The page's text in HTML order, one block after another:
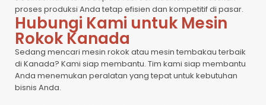
proses produksi Anda tetap efisien dan kompetitif di pasar.
Hubungi Kami untuk Mesin
Rokok Kanada
Sedang mencari mesin rokok atau mesin tembakau terbaik
di Kanada? Kami siap membantu. Tim kami siap membantu
Anda menemukan peralatan yang tepat untuk kebutuhan
bisnis Anda.